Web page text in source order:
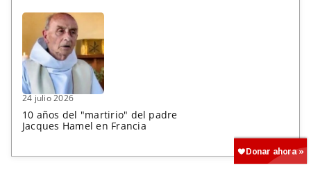
24 julio 2026
10 años del "martirio" del padre
Jacques Hamel en Francia